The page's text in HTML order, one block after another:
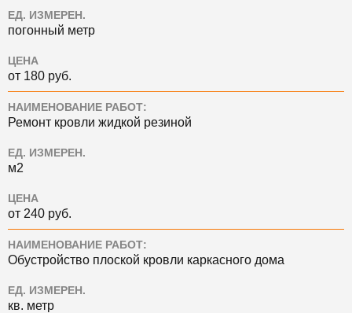
ЕД. ИЗМЕРЕН.
погонный метр
ЦЕНА
от 180 руб.
НАИМЕНОВАНИЕ РАБОТ:
Ремонт кровли жидкой резиной
ЕД. ИЗМЕРЕН.
м2
ЦЕНА
от 240 руб.
НАИМЕНОВАНИЕ РАБОТ:
Обустройство плоской кровли каркасного дома
ЕД. ИЗМЕРЕН.
кв. метр